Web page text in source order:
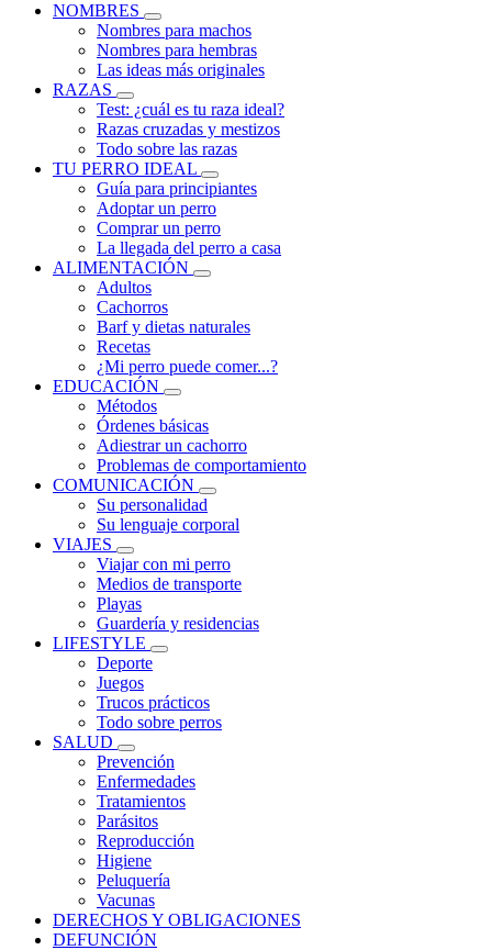
NOMBRES
Nombres para machos
Nombres para hembras
Las ideas más originales
RAZAS
Test: ¿cuál es tu raza ideal?
Razas cruzadas y mestizos
Todo sobre las razas
TU PERRO IDEAL
Guía para principiantes
Adoptar un perro
Comprar un perro
La llegada del perro a casa
ALIMENTACIÓN
Adultos
Cachorros
Barf y dietas naturales
Recetas
¿Mi perro puede comer...?
EDUCACIÓN
Métodos
Órdenes básicas
Adiestrar un cachorro
Problemas de comportamiento
COMUNICACIÓN
Su personalidad
Su lenguaje corporal
VIAJES
Viajar con mi perro
Medios de transporte
Playas
Guardería y residencias
LIFESTYLE
Deporte
Juegos
Trucos prácticos
Todo sobre perros
SALUD
Prevención
Enfermedades
Tratamientos
Parásitos
Reproducción
Higiene
Peluquería
Vacunas
DERECHOS Y OBLIGACIONES
DEFUNCIÓN